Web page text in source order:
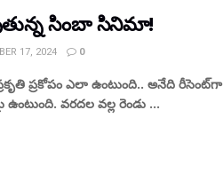
సింబా సినిమా!
17, 2024 0
ప్రకోపం ఎలా ఉంటుంది.. అనేది రీసెంట్‌గా
ఉంటుంది. వరదల వల్ల రెండు ...